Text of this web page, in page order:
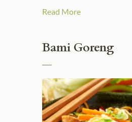
Read More
Bami Goreng